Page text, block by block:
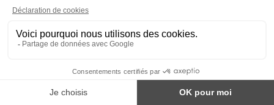
Les complément alimentaires doivent être utilisés dans le cadre d'un mode de vie sain et
ne pas être utilisés comme substituts d'un régimes alimentaire varié et équilibré.